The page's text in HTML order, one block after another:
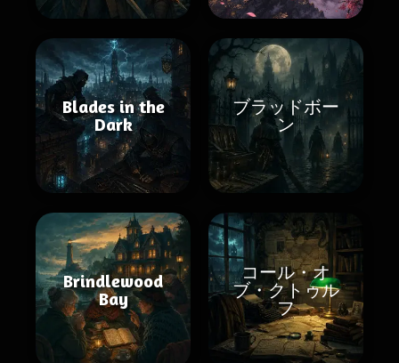
Blades in the
Dark
ブラッドボー
ン
Brindlewood
Bay
コール・オ
ブ・クトゥル
フ